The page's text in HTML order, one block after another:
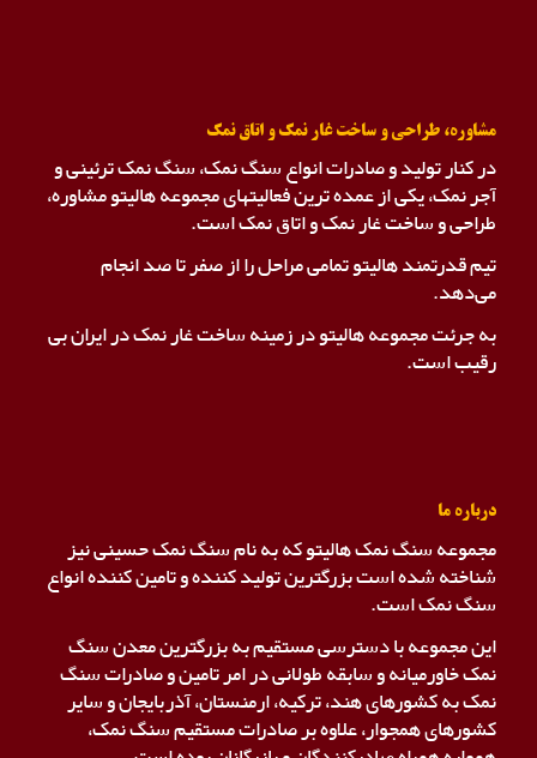
مشاوره، طراحی و ساخت غار نمک و اتاق نمک
در کنار تولید و صادرات انواع سنگ نمک، سنگ نمک ترئینی و
آجر نمک، یکی از عمده ترین فعالیتهای مجموعه هالیتو مشاوره،
طراحی و ساخت غار نمک و اتاق نمک است.
تیم قدرتمند هالیتو تمامی مراحل را از صفر تا صد انجام
می‌دهد.
به جرئت مجموعه هالیتو در زمینه ساخت غار نمک در ایران بی
رقیب است.
درباره ما
مجموعه سنگ نمک هالیتو که به نام سنگ نمک حسینی نیز
شناخته شده است بزرگترین تولید کننده و تامین کننده انواع
سنگ نمک است.
این مجموعه با دسترسی مستقیم به بزرگترین معدن سنگ
نمک خاورمیانه و سابقه طولانی در امر تامین و صادرات سنگ
نمک به کشورهای هند، ترکیه، ارمنستان، آذربایجان و سایر
کشورهای همجوار، علاوه بر صادرات مستقیم سنگ نمک،